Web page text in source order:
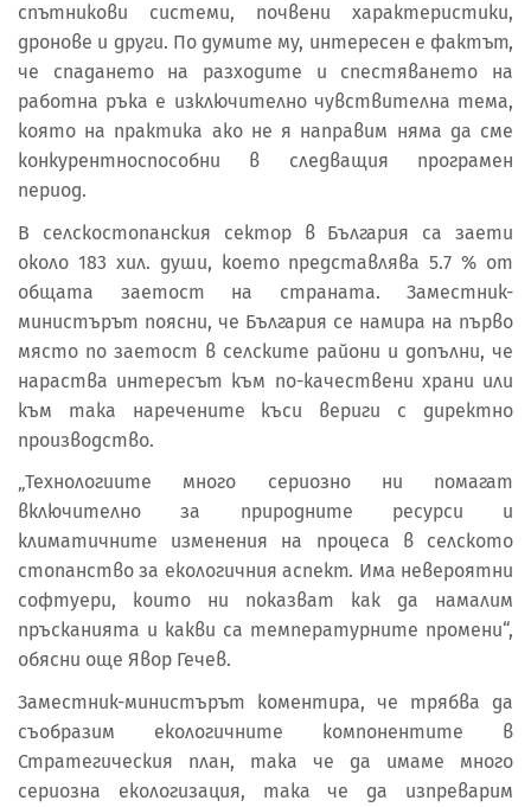
спътникови системи, почвени характеристики,
дронове и други. По думите му, интересен е фактът,
че спадането на разходите и спестяването на
работна ръка е изключително чувствителна тема,
която на практика ако не я направим няма да сме
конкурентноспособни в следващия програмен
период.
В селскостопанския сектор в България са заети
около 183 хил. души, което представлява 5.7 % от
общата заетост на страната. Заместник-
министърът поясни, че България се намира на първо
място по заетост в селските райони и допълни, че
нараства интересът към по-качествени храни или
към така наречените къси вериги с директно
производство.
„Технологиите много сериозно ни помагат
включително за природните ресурси и
климатичните изменения на процеса в селското
стопанство за екологичния аспект. Има невероятни
софтуери, които ни показват как да намалим
пръсканията и какви са температурните промени“,
обясни още Явор Гечев.
Заместник-министърът коментира, че трябва да
съобразим екологичните компонентите в
Стратегическия план, така че да имаме много
сериозна екологизация, така че да изпреварим